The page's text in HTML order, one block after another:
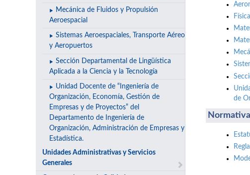
Mecánica de Fluidos y Propulsión
Aeroespacial
Sistemas Aeroespaciales, Transporte Aéreo
y Aeropuertos
Sección Departamental de Lingüística
Aplicada a la Ciencia y la Tecnología
Unidad Docente de “Ingeniería de
Organización, Economía, Gestión de
Empresas y de Proyectos” del
Departamento de Ingeniería de
Organización, Administración de Empresas y
Estadística.
Unidades Administrativas y Servicios
Generales
de
Normativa